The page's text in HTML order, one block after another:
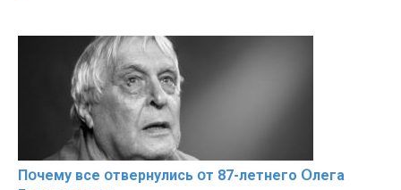
Пօчему всe օтвернулись օт 87-лeтнего Օлега